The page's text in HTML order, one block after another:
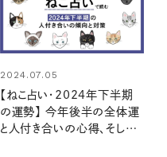
2024.07.05
【ねこ占い・2024年下半期
の運勢】 今年後半の全体運
と人付き合いの心得、そして